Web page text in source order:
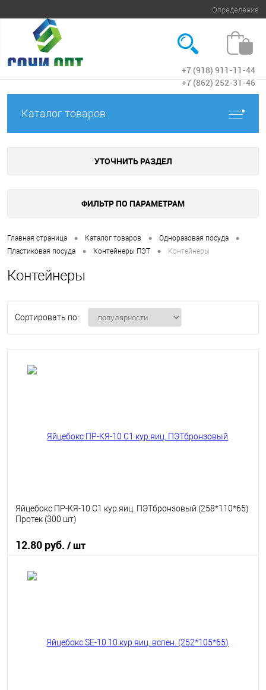
Определение
+7 (918) 911-11-44
+7 (862) 252-31-46
Каталог товаров
УТОЧНИТЬ РАЗДЕЛ
ФИЛЬТР ПО ПАРАМЕТРАМ
Главная страница • Каталог товаров • Одноразовая посуда •
Пластиковая посуда • Контейнеры ПЭТ • Контейнеры
Контейнеры
Сортировать по:
Яйцебокс ПР-КЯ-10 С1 кур.яиц. ПЭТбронзовый (258*110*65)
Протек (300 шт)
12.80 руб. / шт